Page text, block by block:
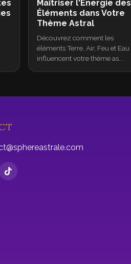
Maîtriser l'Énergie des
Éléments dans Votre
Thème Astral
Découvrez comment les
éléments Terre, Air, Feu et Eau
influencent votre thème as...